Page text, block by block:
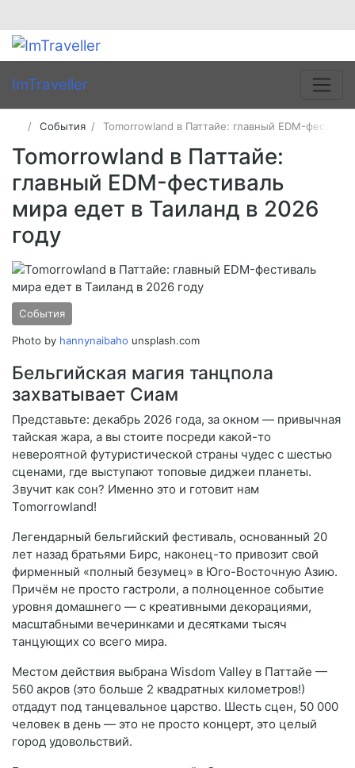
ImTraveller
События Tomorrowland в Паттайе: главный EDM-
Tomorrowland в Паттайе:
главный EDM-фестиваль
мира едет в Таиланд в 2026
году
События
Photo by hannynaibaho unsplash.com
Бельгийская магия танцпола
захватывает Сиам
Представьте: декабрь 2026 года, за окном — привычная
тайская жара, а вы стоите посреди какой-то
невероятной футуристической страны чудес с шестью
сценами, где выступают топовые диджеи планеты.
Звучит как сон? Именно это и готовит нам
Tomorrowland!
Легендарный бельгийский фестиваль, основанный 20
лет назад братьями Бирс, наконец-то привозит свой
фирменный «полный безумец» в Юго-Восточную Азию.
Причём не просто гастроли, а полноценное событие
уровня домашнего — с креативными декорациями,
масштабными вечеринками и десятками тысяч
танцующих со всего мира.
Местом действия выбрана Wisdom Valley в Паттайе —
560 акров (это больше 2 квадратных километров!)
отдадут под танцевальное царство. Шесть сцен, 50 000
человек в день — это не просто концерт, это целый
город удовольствий.